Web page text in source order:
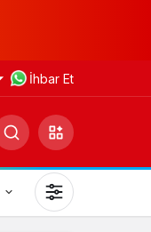
İhbar Et